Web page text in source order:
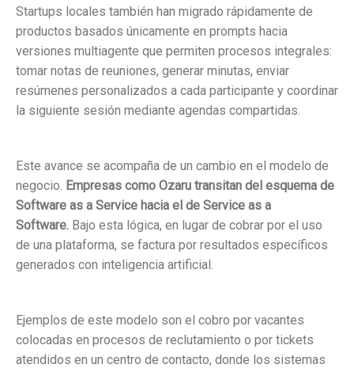
Startups locales también han migrado rápidamente de
productos basados únicamente en prompts hacia
versiones multiagente que permiten procesos integrales:
tomar notas de reuniones, generar minutas, enviar
resúmenes personalizados a cada participante y coordinar
la siguiente sesión mediante agendas compartidas.
Este avance se acompaña de un cambio en el modelo de
negocio. Empresas como Ozaru transitan del esquema de
Software as a Service hacia el de Service as a
Software. Bajo esta lógica, en lugar de cobrar por el uso
de una plataforma, se factura por resultados específicos
generados con inteligencia artificial.
Ejemplos de este modelo son el cobro por vacantes
colocadas en procesos de reclutamiento o por tickets
atendidos en un centro de contacto, donde los sistemas